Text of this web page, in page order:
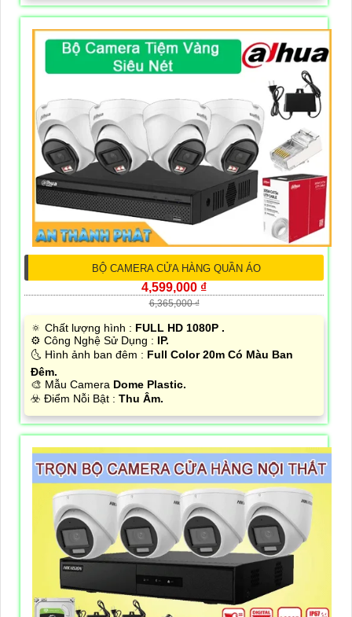
BỘ CAMERA CỬA HÀNG QUẦN ÁO
4,599,000 ₫
6,365,000 ₫
🔅 Chất lượng hình : FULL HD 1080P .
⚙ Công Nghệ Sử Dụng : IP.
🌜 Hình ảnh ban đêm : Full Color 20m Có Màu Ban
Ðêm.
🎨 Mẫu Camera Dome Plastic.
️☣️ Điểm Nỗi Bật : Thu Âm.